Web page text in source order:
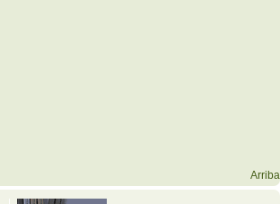
Arriba